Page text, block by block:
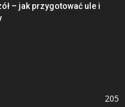
– jak przygotować ule i
205